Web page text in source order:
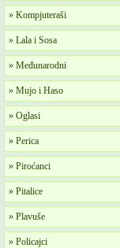
» Kompjuteraši
» Lala i Sosa
» Međunarodni
» Mujo i Haso
» Oglasi
» Perica
» Piroćanci
» Pitalice
» Plavuše
» Policajci